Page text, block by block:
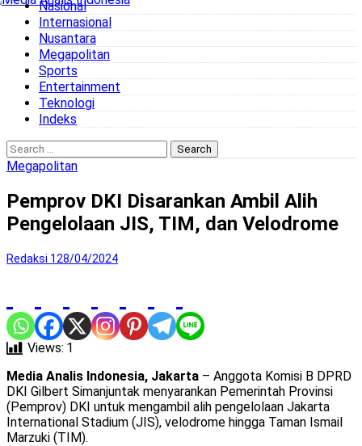
content
Nasional
Internasional
Nusantara
Megapolitan
Sports
Entertainment
Teknologi
Indeks
Search
for:
Megapolitan
Pemprov DKI Disarankan Ambil Alih
Pengelolaan JIS, TIM, dan Velodrome
Redaksi 1 28/04/2024
Views: 1
Media Analis Indonesia, Jakarta – Anggota Komisi B DPRD
DKI Gilbert Simanjuntak menyarankan Pemerintah Provinsi
(Pemprov) DKI untuk mengambil alih pengelolaan Jakarta
International Stadium (JIS), velodrome hingga Taman Ismail
Marzuki (TIM).